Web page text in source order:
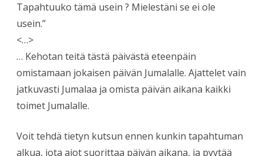
Tapahtuuko tämä usein ? Mielestäni se ei ole
usein.”
<…>
… Kehotan teitä tästä päivästä eteenpäin
omistamaan jokaisen päivän Jumalalle. Ajattelet vain
jatkuvasti Jumalaa ja omista päivän aikana kaikki
toimet Jumalalle.
Voit tehdä tietyn kutsun ennen kunkin tapahtuman
alkua, jota aiot suorittaa päivän aikana, ja pyytää